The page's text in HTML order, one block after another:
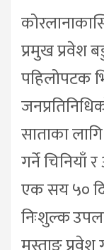
प्रमुख प्रवेश
पहिलोपटक
साताका
गर्ने
एक सय ५०
निःशुल्क